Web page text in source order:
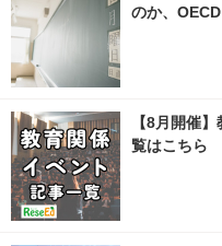
のか、
【8月開催
覧はこちら